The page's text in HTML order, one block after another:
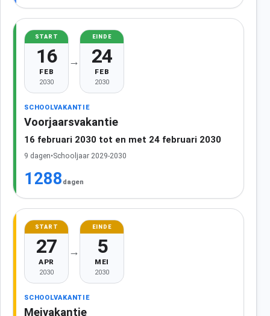
START
16
FEB
2030
→
EINDE
24
FEB
2030
SCHOOLVAKANTIE
Voorjaarsvakantie
16 februari 2030 tot en met 24 februari 2030
9 dagen•Schooljaar 2029-2030
1288 dagen
START
27
APR
2030
→
EINDE
5
MEI
2030
SCHOOLVAKANTIE
Meivakantie